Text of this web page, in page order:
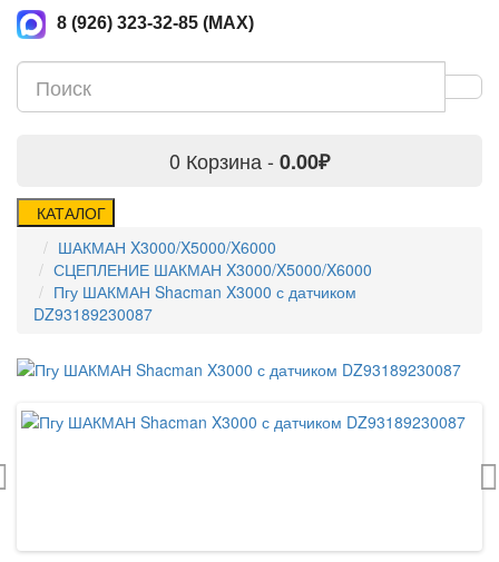
8 (926) 323-32-85 (MAX)
0 Корзина - 0.00₽
КАТАЛОГ
ШАКМАН X3000/X5000/X6000
СЦЕПЛЕНИЕ ШАКМАН X3000/X5000/X6000
Пгу ШАКМАН Shacman X3000 с датчиком
DZ93189230087